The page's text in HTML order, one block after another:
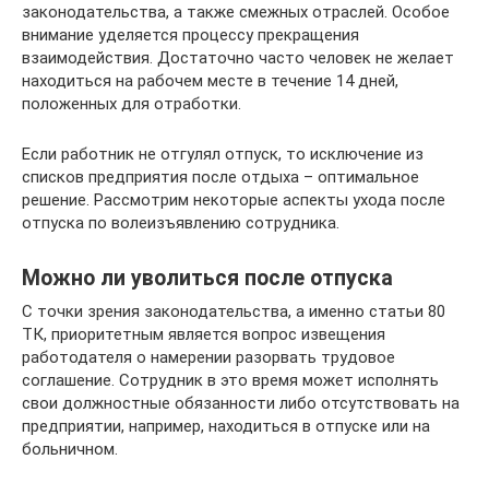
законодательства, а также смежных отраслей. Особое
внимание уделяется процессу прекращения
взаимодействия. Достаточно часто человек не желает
находиться на рабочем месте в течение 14 дней,
положенных для отработки.
Если работник не отгулял отпуск, то исключение из
списков предприятия после отдыха – оптимальное
решение. Рассмотрим некоторые аспекты ухода после
отпуска по волеизъявлению сотрудника.
Можно ли уволиться после отпуска
С точки зрения законодательства, а именно статьи 80
ТК, приоритетным является вопрос извещения
работодателя о намерении разорвать трудовое
соглашение. Сотрудник в это время может исполнять
свои должностные обязанности либо отсутствовать на
предприятии, например, находиться в отпуске или на
больничном.